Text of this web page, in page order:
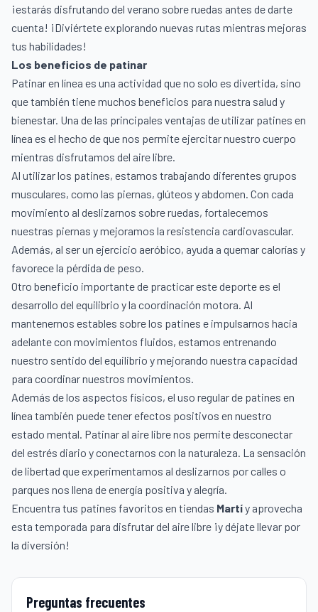
¡estarás disfrutando del verano sobre ruedas antes de darte
cuenta! ¡Diviértete explorando nuevas rutas mientras mejoras
tus habilidades!
Los beneficios de patinar
Patinar en línea es una actividad que no solo es divertida, sino
que también tiene muchos beneficios para nuestra salud y
bienestar. Una de las principales ventajas de utilizar patines en
línea es el hecho de que nos permite ejercitar nuestro cuerpo
mientras disfrutamos del aire libre.
Al utilizar los patines, estamos trabajando diferentes grupos
musculares, como las piernas, glúteos y abdomen. Con cada
movimiento al deslizarnos sobre ruedas, fortalecemos
nuestras piernas y mejoramos la resistencia cardiovascular.
Además, al ser un ejercicio aeróbico, ayuda a quemar calorías y
favorece la pérdida de peso.
Otro beneficio importante de practicar este deporte es el
desarrollo del equilibrio y la coordinación motora. Al
mantenernos estables sobre los patines e impulsarnos hacia
adelante con movimientos fluidos, estamos entrenando
nuestro sentido del equilibrio y mejorando nuestra capacidad
para coordinar nuestros movimientos.
Además de los aspectos físicos, el uso regular de patines en
línea también puede tener efectos positivos en nuestro
estado mental. Patinar al aire libre nos permite desconectar
del estrés diario y conectarnos con la naturaleza. La sensación
de libertad que experimentamos al deslizarnos por calles o
parques nos llena de energía positiva y alegría.
Encuentra tus patines favoritos en tiendas Martíy aprovecha
esta temporada para disfrutar del aire libre ¡y déjate llevar por
la diversión!
Preguntas frecuentes